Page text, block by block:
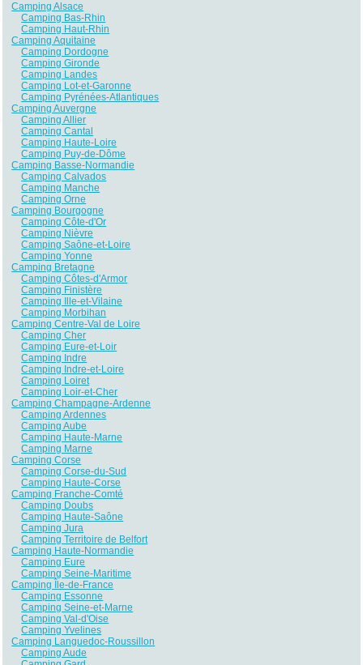
Camping Alsace
Camping Bas-Rhin
Camping Haut-Rhin
Camping Aquitaine
Camping Dordogne
Camping Gironde
Camping Landes
Camping Lot-et-Garonne
Camping Pyrénées-Atlantiques
Camping Auvergne
Camping Allier
Camping Cantal
Camping Haute-Loire
Camping Puy-de-Dôme
Camping Basse-Normandie
Camping Calvados
Camping Manche
Camping Orne
Camping Bourgogne
Camping Côte-d'Or
Camping Nièvre
Camping Saône-et-Loire
Camping Yonne
Camping Bretagne
Camping Côtes-d'Armor
Camping Finistère
Camping Ille-et-Vilaine
Camping Morbihan
Camping Centre-Val de Loire
Camping Cher
Camping Eure-et-Loir
Camping Indre
Camping Indre-et-Loire
Camping Loiret
Camping Loir-et-Cher
Camping Champagne-Ardenne
Camping Ardennes
Camping Aube
Camping Haute-Marne
Camping Marne
Camping Corse
Camping Corse-du-Sud
Camping Haute-Corse
Camping Franche-Comté
Camping Doubs
Camping Haute-Saône
Camping Jura
Camping Territoire de Belfort
Camping Haute-Normandie
Camping Eure
Camping Seine-Maritime
Camping Île-de-France
Camping Essonne
Camping Seine-et-Marne
Camping Val-d'Oise
Camping Yvelines
Camping Languedoc-Roussillon
Camping Aude